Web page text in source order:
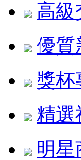
高級
優質
獎杯
精選
明星